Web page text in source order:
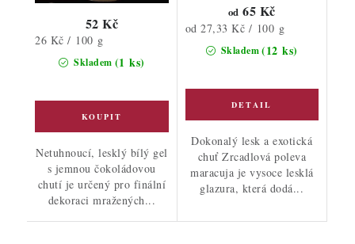
Skladem (1 ks)
52 Kč
Měrná
26 Kč / 100 g
Netuhnoucí, lesklý bílý gel
s jemnou čokoládovou
chutí je určený pro finální
dekoraci mražených...
Skladem(12 ks)
od 65 Kč
Měrná
cena:
od 27,33 Kč / 100 g
Dokonalý lesk a exotická
chuť Zrcadlová poleva
maracuja je vysoce lesklá
glazura, která dodá...